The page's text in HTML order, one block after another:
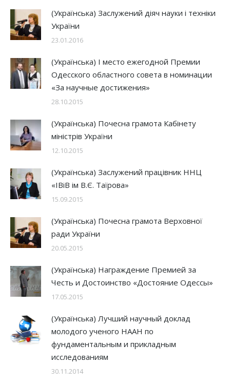
(Українська) Заслужений діяч науки і техніки
України
23.01.2016
(Українська) І место ежегодной Премии
Одесского областного совета в номинации
«За научные достижения»
28.10.2015
(Українська) Почесна грамота Кабінету
міністрів України
12.10.2015
(Українська) Заслужений працівник ННЦ
«ІВіВ ім В.Є. Таїрова»
15.09.2015
(Українська) Почесна грамота Верховної
ради України
20.05.2015
(Українська) Награждение Премией за
Честь и Достоинство «Достояние Одессы»
17.05.2015
(Українська) Лучший научный доклад
молодого ученого НААН по
фундаментальным и прикладным
исследованиям
30.11.2014